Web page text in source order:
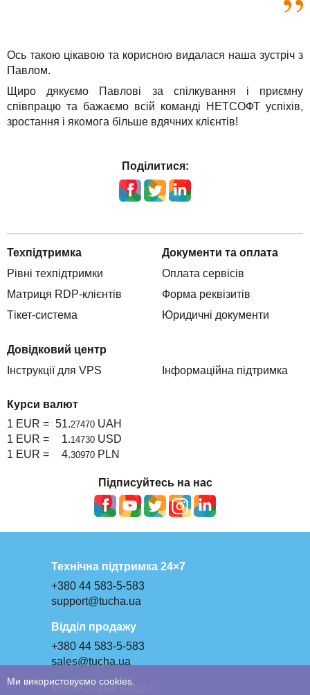
Ось такою цікавою та корисною видалася наша зустріч з
Павлом.
Щиро дякуємо Павлові за спілкування і приємну
співпрацю та бажаємо всій команді НЕТСОФТ успіхів,
зростання і якомога більше вдячних клієнтів!
Поділитися:
Техпідтримка
Рівні техпідтримки
Матриця RDP-клієнтів
Тікет-система
Документи та оплата
Оплата сервісів
Форма реквізитів
Юридичні документи
Довідковий центр
Інструкції для VPS
Інформаційна підтримка
Курси валют
1 EUR = 51.27470 UAH
1 EUR =
1.14730 USD
1 EUR =
4.30970 PLN
Підписуйтесь на нас
Технічна підтримка 24×7
+380 44 583-5-583
support@tucha.ua
Відділ продажу
+380 44 583-5-583
sales@tucha.ua
Фінансовий відділ
Ми використовуємо cookies.